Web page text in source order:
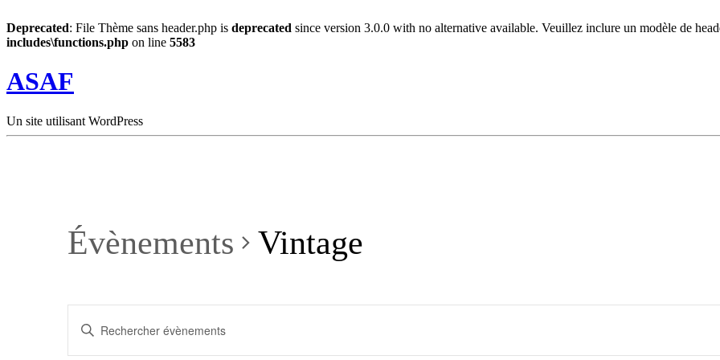
Deprecated: File Thème sans header.php is deprecated since version 3.0.0 with no alternative available. Veuillez inclure un modèle de
includes\functions.php on line 5583
ASAF
Un site utilisant WordPress
Évènements Vintage
et
Saisir
mot-